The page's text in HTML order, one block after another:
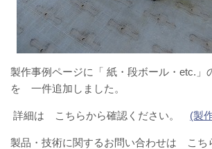
製作事例ページに「 紙・段ボール・etc.」
を 一件追加しました。
詳細は こちらから確認ください。 (製
製品・技術に関するお問い合わせは こち